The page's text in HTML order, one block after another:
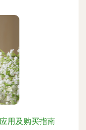
用及购买指南